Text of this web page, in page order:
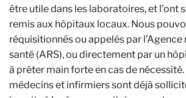
être utile dans les laboratoires, et l’ont
remis aux hôpitaux locaux. Nous
réquisitionnés ou appelés par
santé (ARS), ou directement par un
à prêter main forte en cas de
médecins et infirmiers sont déjà